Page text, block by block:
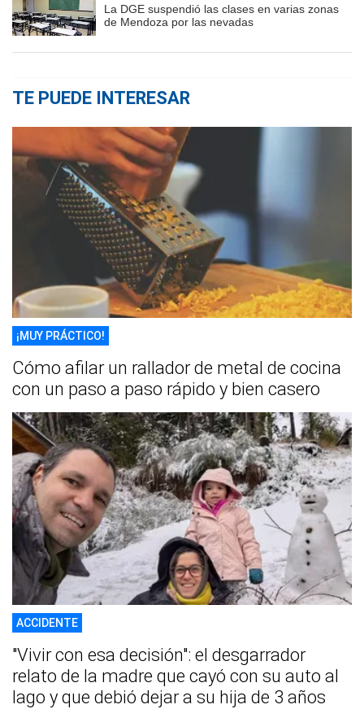
La DGE suspendió las clases en varias zonas
de Mendoza por las nevadas
TE PUEDE INTERESAR
¡MUY PRÁCTICO!
Cómo afilar un rallador de metal de cocina
con un paso a paso rápido y bien casero
ACCIDENTE
"Vivir con esa decisión": el desgarrador
relato de la madre que cayó con su auto al
lago y que debió dejar a su hija de 3 años